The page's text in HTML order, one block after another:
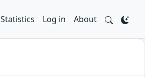
Statistics Log in About